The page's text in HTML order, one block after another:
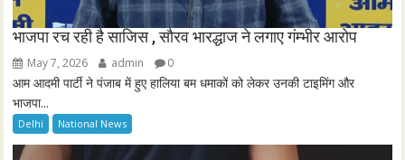
भाजपा रच रही है साजिस , सौरव भारद्धाज ने लगाए गंम्भीर आरोप
May 7, 2026 admin 0
आम आदमी पार्टी ने पंजाब में हुए हालिया बम धमाकों को लेकर उनकी टाइमिंग और
भाजपा...
Delhi National News